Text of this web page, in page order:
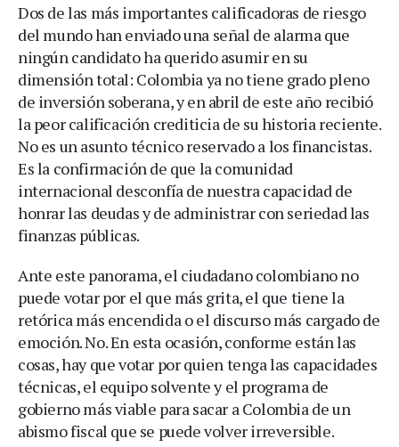
Dos de las más importantes calificadoras de riesgo
del mundo han enviado una señal de alarma que
ningún candidato ha querido asumir en su
dimensión total: Colombia ya no tiene grado pleno
de inversión soberana, y en abril de este año recibió
la peor calificación crediticia de su historia reciente.
No es un asunto técnico reservado a los financistas.
Es la confirmación de que la comunidad
internacional desconfía de nuestra capacidad de
honrar las deudas y de administrar con seriedad las
finanzas públicas.
Ante este panorama, el ciudadano colombiano no
puede votar por el que más grita, el que tiene la
retórica más encendida o el discurso más cargado de
emoción. No. En esta ocasión, conforme están las
cosas, hay que votar por quien tenga las capacidades
técnicas, el equipo solvente y el programa de
gobierno más viable para sacar a Colombia de un
abismo fiscal que se puede volver irreversible.